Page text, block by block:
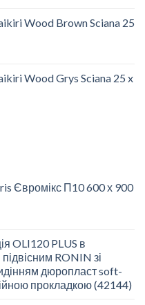
Wood Brown Sciana 25
Wood Grys Sciana 25 x
Євромікс П10 600 х 900
OLI120 PLUS в
RONIN зі
дюропласт soft-
прокладкою (42144)